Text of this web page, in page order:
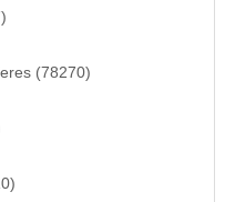
(78270)